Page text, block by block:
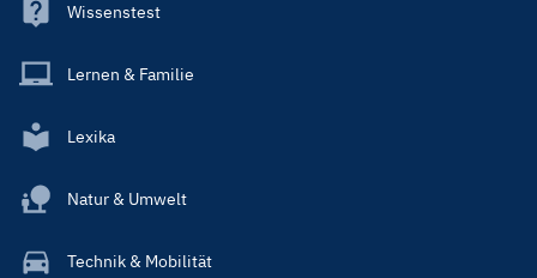
Wissenstest
Lernen & Familie
Lexika
Natur & Umwelt
Technik & Mobilität